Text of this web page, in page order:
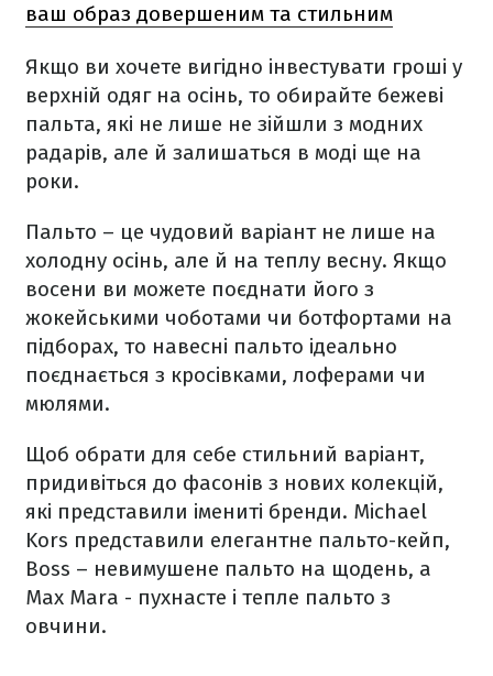
ваш образ довершеним та стильним
Якщо ви хочете вигідно інвестувати гроші у
верхній одяг на осінь, то обирайте бежеві
пальта, які не лише не зійшли з модних
радарів, але й залишаться в моді ще на
роки.
Пальто – це чудовий варіант не лише на
холодну осінь, але й на теплу весну. Якщо
восени ви можете поєднати його з
жокейськими чоботами чи ботфортами на
підборах, то навесні пальто ідеально
поєднається з кросівками, лоферами чи
мюлями.
Щоб обрати для себе стильний варіант,
придивіться до фасонів з нових колекцій,
які представили імениті бренди. Michael
Kors представили елегантне пальто-кейп,
Boss – невимушене пальто на щодень, а
Max Mara - пухнасте і тепле пальто з
овчини.